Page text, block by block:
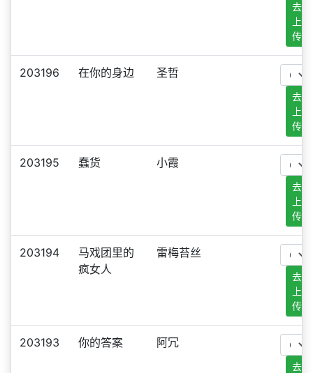
去
上
传
203196 在你的身边 圣哲
去
上
传
203195 蠢货 小霞
去
上
传
203194
马戏团里的
疯女人
雷梅苔丝
去
上
传
203193 你的答案 阿冗
去